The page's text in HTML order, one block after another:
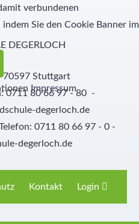
DEGERLOCH
70597 Stuttgart
0711 80 66 97 - 80 -
degerloch.de
0711 80 66 97 - 0 -
degerloch.de
Kontakt Login
verbundenen
Sie den Cookie Banner im
Impressum